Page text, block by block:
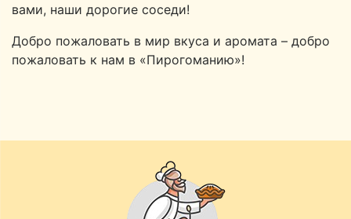
вами, наши дорогие соседи!
Добро пожаловать в мир вкуса и аромата – добро
пожаловать к нам в «Пирогоманию»!